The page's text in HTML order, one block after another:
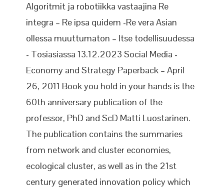
Algoritmit ja robotiikka vastaajina Re
integra – Re ipsa quidem -Re vera Asian
ollessa muuttumaton – Itse todellisuudessa
- Tosiasiassa 13.12.2023 Social Media -
Economy and Strategy Paperback – April
26, 2011 Book you hold in your hands is the
60th anniversary publication of the
professor, PhD and ScD Matti Luostarinen.
The publication contains the summaries
from network and cluster economies,
ecological cluster, as well as in the 21st
century generated innovation policy which